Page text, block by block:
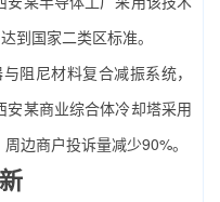
到国家二类区标准。
阻尼材料复合减振系统，
某商业综合体冷却塔采用
边商户投诉量减少90%。